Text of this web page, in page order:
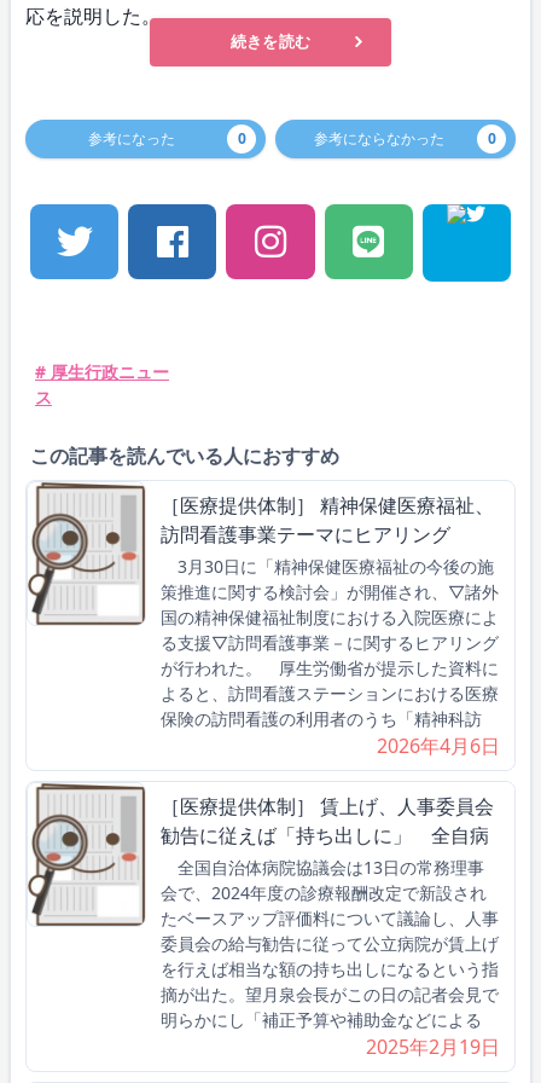
応を説明した。
続きを読む
参考になった 0 参考にならなかった 0
# 厚生行政ニュー
ス
この記事を読んでいる人におすすめ
［医療提供体制］ 精神保健医療福祉、
訪問看護事業テーマにヒアリング
3月30日に「精神保健医療福祉の今後の施
策推進に関する検討会」が開催され、▽諸外
国の精神保健福祉制度における入院医療によ
る支援▽訪問看護事業－に関するヒアリング
が行われた。 厚生労働省が提示した資料に
よると、訪問看護ステーションにおける医療
保険の訪問看護の利用者のうち「精神科訪
2026年4月6日
［医療提供体制］ 賃上げ、人事委員会
勧告に従えば「持ち出しに」 全自病
全国自治体病院協議会は13日の常務理事
会で、2024年度の診療報酬改定で新設され
たベースアップ評価料について議論し、人事
委員会の給与勧告に従って公立病院が賃上げ
を行えば相当な額の持ち出しになるという指
摘が出た。望月泉会長がこの日の記者会見で
明らかにし「補正予算や補助金などによる
2025年2月19日